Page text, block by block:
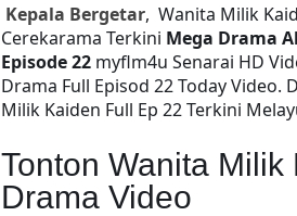
Kepala Bergetar, Wanita Milik
Cerekarama Terkini Mega Drama
Episode 22 myflm4u Senarai HD
Drama Full Episod 22 Today Video.
Milik Kaiden Full Ep 22 Terkini
Tonton Wanita
Drama Video